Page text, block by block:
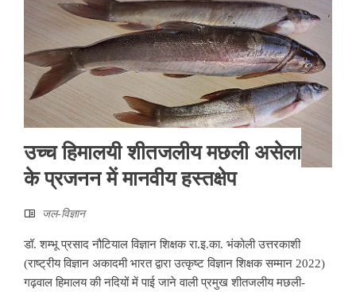
उच्च हिमालयी शीतजलीय मछली असेला
के प्रजनन में मानवीय हस्तक्षेप
जल-विज्ञान
डॉ. शम्भू प्रसाद नौटियाल विज्ञान शिक्षक रा.इ.का. भंकोली उत्तरकाशी
(राष्ट्रीय विज्ञान अकादमी भारत द्वारा उत्कृष्ट विज्ञान शिक्षक सम्मान 2022)
गढ़वाल हिमालय की नदियों में पाई जाने वाली प्रमुख शीतजलीय मछली-